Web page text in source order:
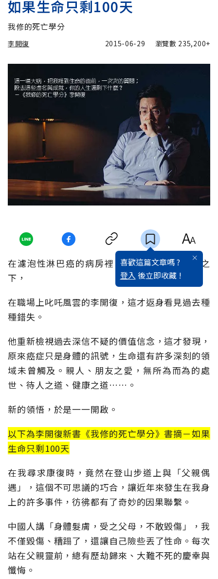
如果生命只剩100天
我修的死亡學分
李開復 2015-06-29 瀏覽數 235,200+
喜歡這篇文章嗎 ?
登入 後立即收藏 !
在濾泡性淋巴癌的病房裡，在生死大惑的拷問之
下，
在職場上叱吒風雲的李開復，這才返身看見過去種
種錯失。
他重新檢視過去深信不疑的價值信念，這才發現，
原來癌症只是身體的訊號，生命還有許多深刻的領
域未曾觸及。親人、朋友之愛，無所為而為的處
世、待人之道、健康之道……。
新的領悟，於是一一開啟。
以下為李開復新書《我修的死亡學分》書摘－如果
生命只剩100天
在我尋求康復時，竟然在登山步道上與「父親偶
遇」，這個不可思議的巧合，讓近年來發生在我身
上的許多事件，彷彿都有了奇妙的因果聯繫。
中國人講「身體髮膚，受之父母，不敢毀傷」，我
不僅毀傷、糟蹋了，還讓自己險些丟了性命。每次
站在父親靈前，總有歷劫歸來、大難不死的慶幸與
懺悔。